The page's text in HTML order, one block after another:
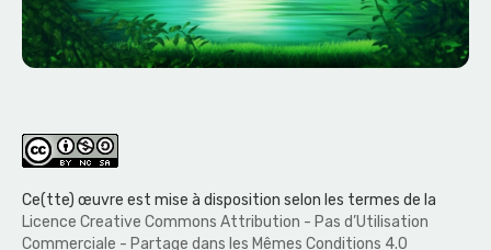
Ce(tte) œuvre est mise à disposition selon les termes de la
Licence Creative Commons Attribution - Pas d’Utilisation
Commerciale - Partage dans les Mêmes Conditions 4.0